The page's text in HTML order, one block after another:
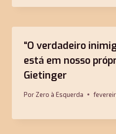
“O verdadeiro
está em nosso
Gietinger
Por Zero à Esquerda